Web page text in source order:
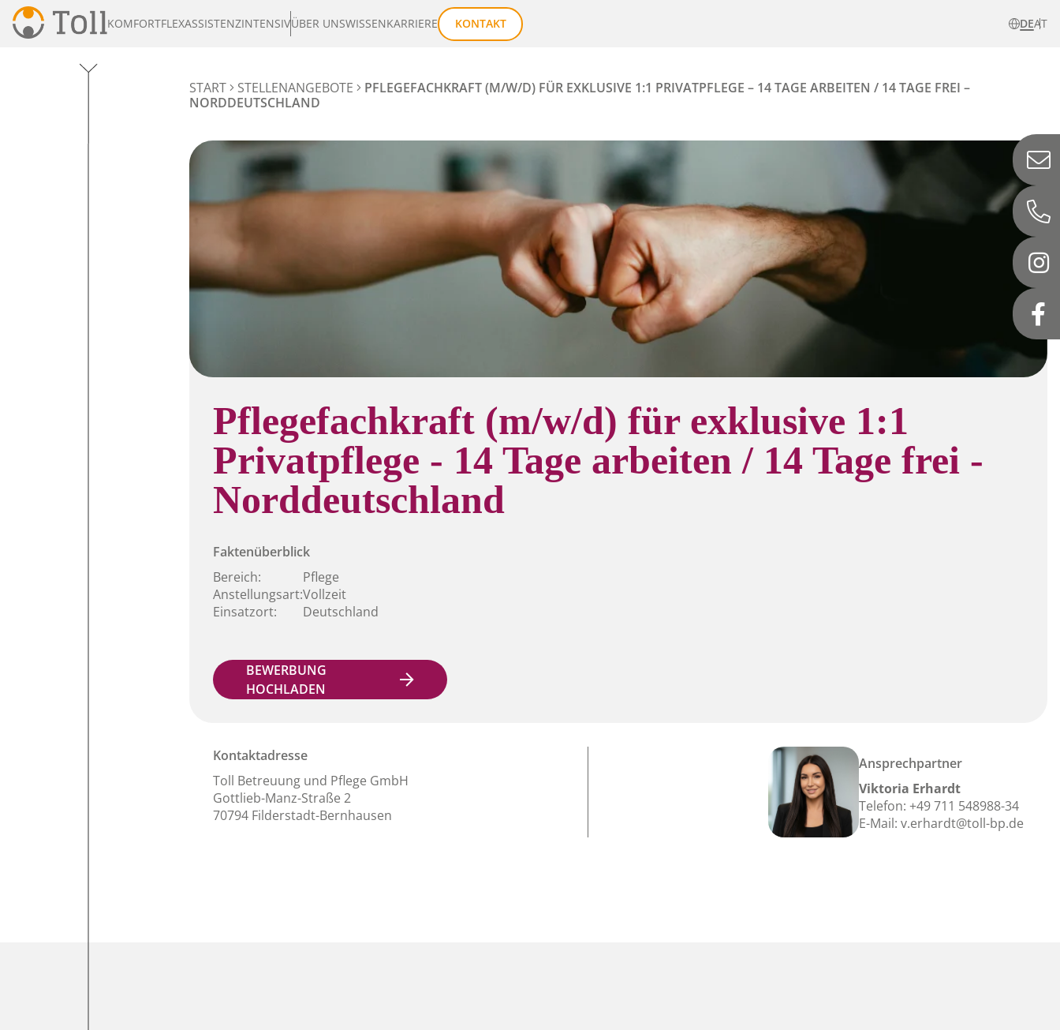
KOMFORTFLEXASSISTENZINTENSIVÜBER UNSWISSENKARRIERE KONTAKT DEAT
START STELLENANGEBOTE
PFLEGEFACHKRAFT (M/W/D) FÜR EXKLUSIVE 1:1 PRIVATPFLEGE – 14 TAGE ARBEITEN / 14 TAGE FREI –
NORDDEUTSCHLAND
Pflegefachkraft (m/w/d) für exklusive 1:1
Privatpflege - 14 Tage arbeiten / 14 Tage frei -
Norddeutschland
Faktenüberblick
Bereich:
Anstellungsart:
Einsatzort:
Pflege
Vollzeit
Deutschland
BEWERBUNG
HOCHLADEN
Kontaktadresse
Toll Betreuung und Pflege GmbH
Gottlieb-Manz-Straße 2
70794 Filderstadt-Bernhausen
Ansprechpartner
Viktoria Erhardt
Telefon: +49 711 548988-34
E-Mail: v.erhardt@toll-bp.de